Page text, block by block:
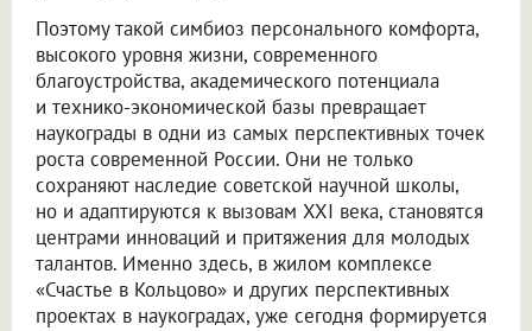
Поэтому такой симбиоз персонального комфорта,
высокого уровня жизни, современного
благоустройства, академического потенциала
и технико-экономической базы превращает
наукограды в одни из самых перспективных точек
роста современной России. Они не только
сохраняют наследие советской научной школы,
но и адаптируются к вызовам XXI века, становятся
центрами инноваций и притяжения для молодых
талантов. Именно здесь, в жилом комплексе
«Счастье в Кольцово» и других перспективных
проектах в наукоградах, уже сегодня формируется